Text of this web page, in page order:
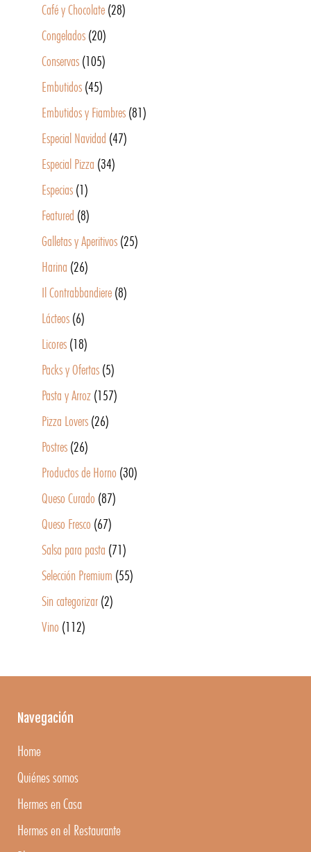
Café y Chocolate (28)
Congelados (20)
Conservas (105)
Embutidos (45)
Embutidos y Fiambres (81)
Especial Navidad (47)
Especial Pizza (34)
Especias (1)
Featured (8)
Galletas y Aperitivos (25)
Harina (26)
Il Contrabbandiere (8)
Lácteos (6)
Licores (18)
Packs y Ofertas (5)
Pasta y Arroz (157)
Pizza Lovers (26)
Postres (26)
Productos de Horno (30)
Queso Curado (87)
Queso Fresco (67)
Salsa para pasta (71)
Selección Premium (55)
Sin categorizar (2)
Vino (112)
Navegación
Home
Quiénes somos
Hermes en Casa
Hermes en el Restaurante